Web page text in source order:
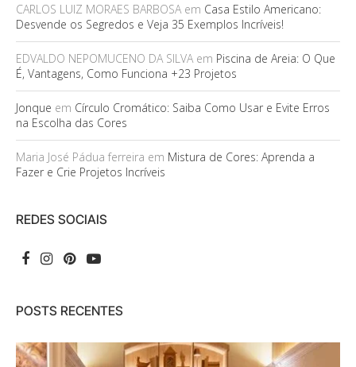
CARLOS LUIZ MORAES BARBOSAem Casa Estilo Americano:
Desvende os Segredos e Veja 35 Exemplos Incríveis!
EDVALDO NEPOMUCENO DA SILVAem Piscina de Areia: O Que
É, Vantagens, Como Funciona +23 Projetos
Jonque em Círculo Cromático: Saiba Como Usar e Evite Erros
na Escolha das Cores
Maria José Pádua ferreira em Mistura de Cores: Aprenda a
Fazer e Crie Projetos Incríveis
REDES SOCIAIS
POSTS RECENTES